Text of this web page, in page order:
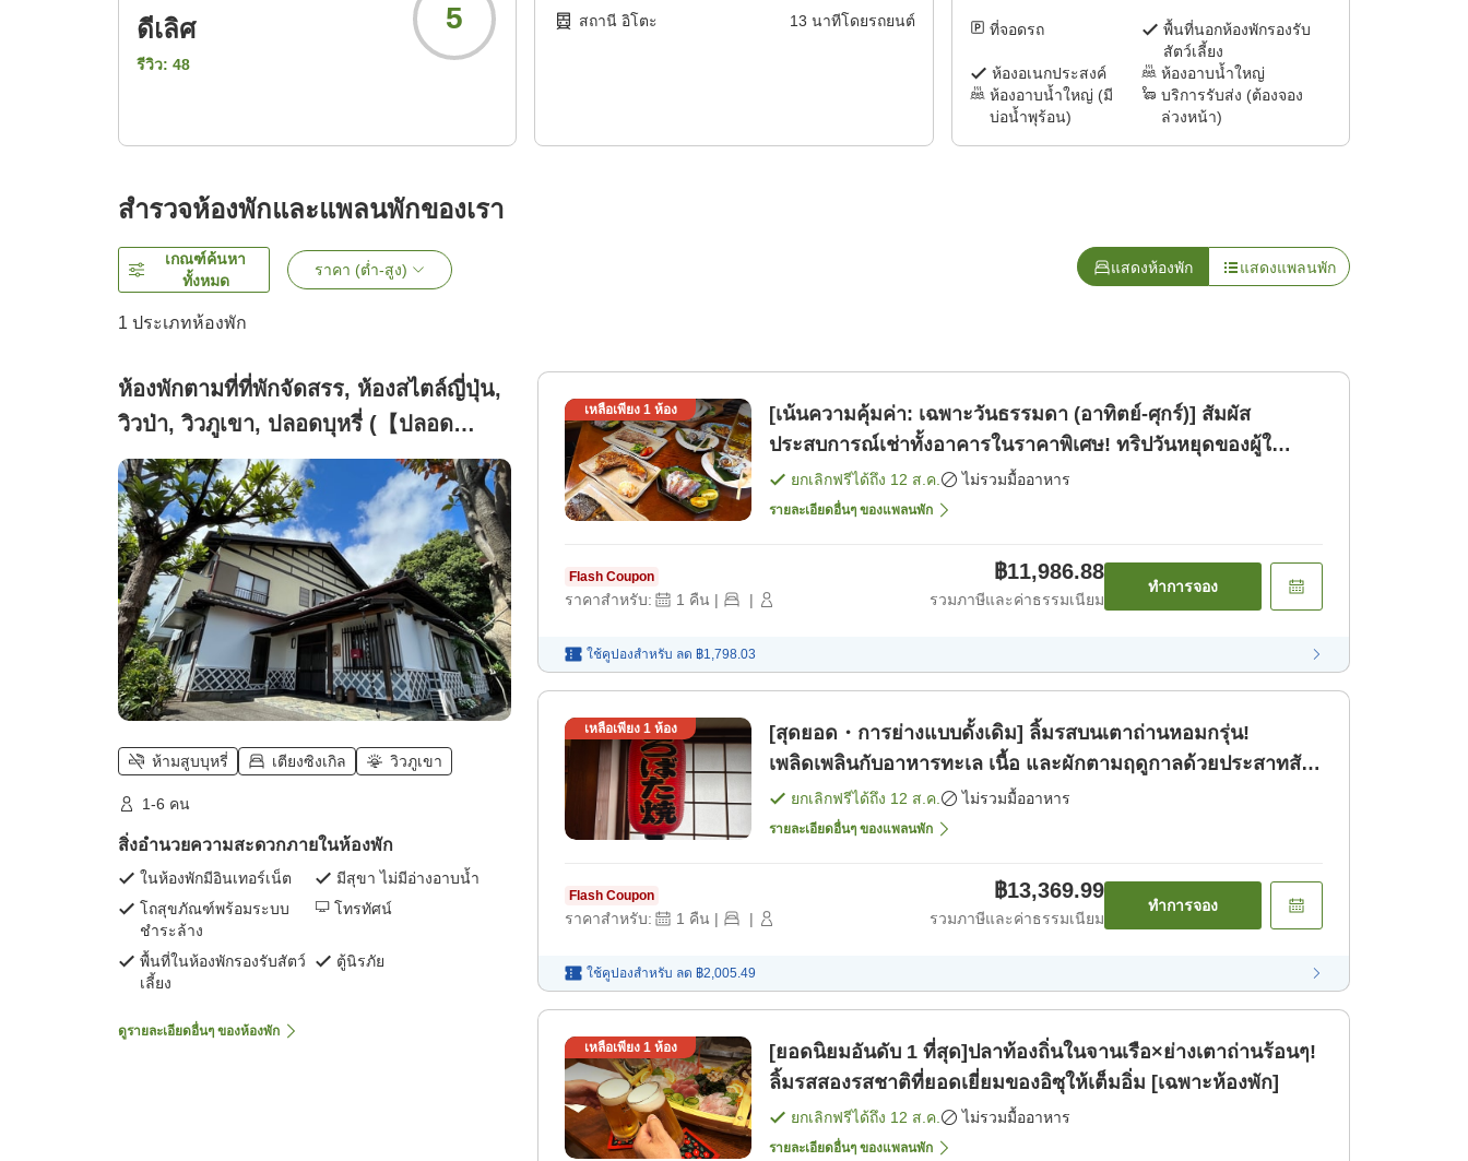
ดีเลิศ
รีวิว: 48
5 สถานี อิโตะ 13 นาทีโดยรถยนต์ ที่จอดรถ
พื้นที่นอกห้องพักรองรับ
สัตว์เลี้ยง
ห้องอเนกประสงค์
ห้องอาบน้ำใหญ่
ห้องอาบน้ำใหญ่ (มี
บ่อน้ำพุร้อน)
บริการรับส่ง (ต้องจอง
ล่วงหน้า)
สำรวจห้องพักและแพลนพักของเรา
เกณฑ์ค้นหา
ทั้งหมด
ราคา (ต่ำ-สูง) แสดงห้องพัก แสดงแพลนพัก
1 ประเภทห้องพัก
ห้องพักตามที่ที่พักจัดสรร, ห้องสไตล์ญี่ปุ่น,
วิวป่า, วิวภูเขา, ปลอดบุหรี่ (【ปลอด
บุหรี่】1 วัน 1 กลุ่ม (เช่าทั้งหลัง: 1-4 คน))
ห้ามสูบบุหรี่ เตียงซิงเกิล วิวภูเขา
1-6 คน
สิ่งอำนวยความสะดวกภายในห้องพัก
ในห้องพักมีอินเทอร์เน็ต
มีสุขา ไม่มีอ่างอาบน้ำ
โถสุขภัณฑ์พร้อมระบบ
ชำระล้าง
โทรทัศน์
พื้นที่ในห้องพักรองรับสัตว์
เลี้ยง
ตู้นิรภัย
ดูรายละเอียดอื่นๆ ของห้องพัก
เหลือเพียง 1ห้อง
[เน้นความคุ้มค่า: เฉพาะวันธรรมดา (อาทิตย์-ศุกร์)] สัมผัส
ประสบการณ์เช่าทั้งอาคารในราคาพิเศษ! ทริปวันหยุดของผู้ใ
[เฉพาะห้องพัก]
ยกเลิกฟรีได้ถึง 12 ส.ค. ไม่รวมมื้ออาหาร
รายละเอียดอื่นๆ ของแพลนพัก
Flash Coupon
ราคาสำหรับ: 1 คืน | |
฿11,986.88
รวมภาษีและค่าธรรมเนียม
ทำการจอง
ใช้คูปองสำหรับ ลด ฿1,798.03
เหลือเพียง 1ห้อง
[สุดยอด・การย่างแบบดั้งเดิม] ลิ้มรสบนเตาถ่านหอมกรุ่น!
เพลิดเพลินกับอาหารทะเล เนื้อ และผักตามฤดูกาลด้วยประสาทสัม
[เฉพาะห้องพัก]
ยกเลิกฟรีได้ถึง 12 ส.ค. ไม่รวมมื้ออาหาร
รายละเอียดอื่นๆ ของแพลนพัก
Flash Coupon
ราคาสำหรับ: 1 คืน | |
฿13,369.99
รวมภาษีและค่าธรรมเนียม
ทำการจอง
ใช้คูปองสำหรับ ลด ฿2,005.49
เหลือเพียง 1ห้อง
[ยอดนิยมอันดับ 1 ที่สุด]ปลาท้องถิ่นในจานเรือ×ย่างเตาถ่านร้อนๆ!
ลิ้มรสสองรสชาติที่ยอดเยี่ยมของอิซุให้เต็มอิ่ม [เฉพาะห้องพัก]
ยกเลิกฟรีได้ถึง 12 ส.ค. ไม่รวมมื้ออาหาร
รายละเอียดอื่นๆ ของแพลนพัก